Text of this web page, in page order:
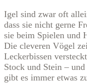
Igel sind zwar oft
dass sie nicht gerne
sie beim Spielen und
Die cleveren Vögel
Leckerbissen
Stock und Stein –
gibt es immer etwas